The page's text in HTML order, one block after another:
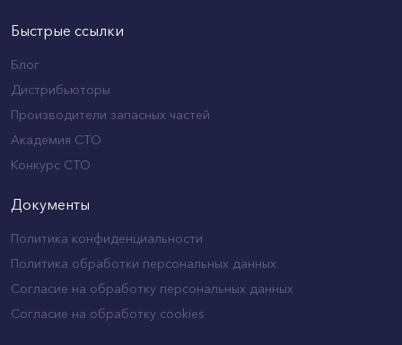
Быстрые ссылки
Блог
Дистрибьюторы
Производители запасных частей
Академия СТО
Конкурс СТО
Документы
Политика конфиденциальности
Политика обработки персональных данных
Согласие на обработку персональных данных
Согласие на обработку cookies